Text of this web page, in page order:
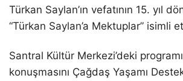
Türkan Saylan’ın vefatının 15. yıl
“Türkan Saylan’a Mektuplar” isimli
Santral Kültür Merkezi’deki
konuşmasını Çağdaş Yaşamı